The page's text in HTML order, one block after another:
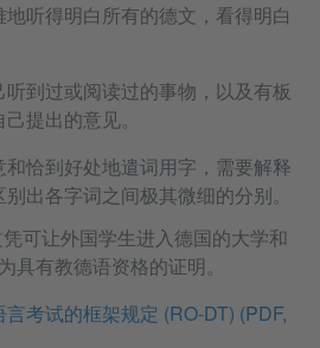
听得明白所有的德文，看得明白
到过或阅读过的事物，以及有板
提出的意见。
恰到好处地遣词用字，需要解释
出各字词之间极其微细的分别。
可让外国学生进入德国的大学和
具有教德语资格的证明。
考试的框架规定 (RO-DT) (PDF,